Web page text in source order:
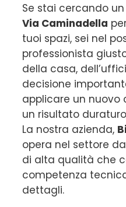
Se stai cercando un
Via Caminadella
tuoi spazi, sei nel
professionista
della casa,
decisione
applicare un nuovo
un risultato
La nostra azienda,
opera nel settore
di alta qualità che
competenza
dettagli.